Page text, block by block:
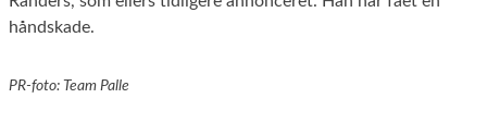
håndskade.
PR-foto: Team Palle